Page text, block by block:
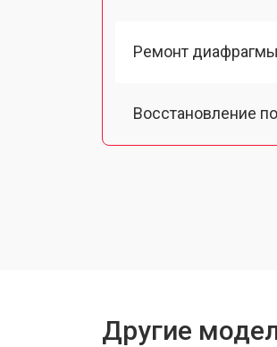
Ремонт диафрагмы
Восстановление
Другие